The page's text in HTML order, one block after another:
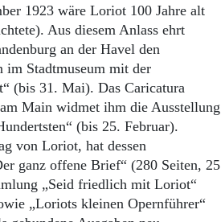
Start
Wer wir sind
Ausgabe
Login
werden
Geschichte
Ostpreußen
Pommern
Brandenburg
Schlesien
und Westpreußen
Bücher
1923 wäre Loriot 100 Jahre alt
Aus diesem Anlass ehrt
an der Havel den
im Stadtmuseum mit der
(bis 31. Mai). Das Caricatura
Main widmet ihm die Ausstellung
(bis 25. Februar).
von Loriot, hat dessen
ganz offene Brief“ (280 Seiten, 25
„Seid friedlich mit Loriot“
„Loriots kleinen Opernführer“